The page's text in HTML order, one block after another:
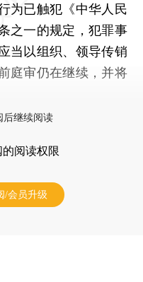
为已触犯《中华人民
之一的规定，犯罪事
当以组织、领导传销
庭审仍在继续，并将
后继续阅读
阅读权限
/会员升级